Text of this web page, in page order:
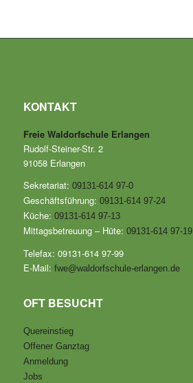
KONTAKT
Freie Waldorfschule Erlangen
Rudolf-Steiner-Str. 2
91058 Erlangen
Sekretariat: 09131-614 97-0
Geschäftsführung: 09131-614 97-24
Küche: 09131-614 97-13
Mittagsbetreuung – Hüte: 09131-614 97-19
Telefax: 09131-614 97-99
E-Mail: fwe@waldorfschule-erlangen.de
OFT BESUCHT
Quereinstieg
Offener Ganztag
Anmeldung
Jobs